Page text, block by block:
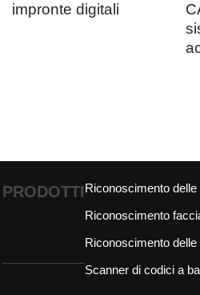
impronte digitali
PRODOTTIRiconoscimento
Riconoscimento
Riconoscimento
Scanner di codici a